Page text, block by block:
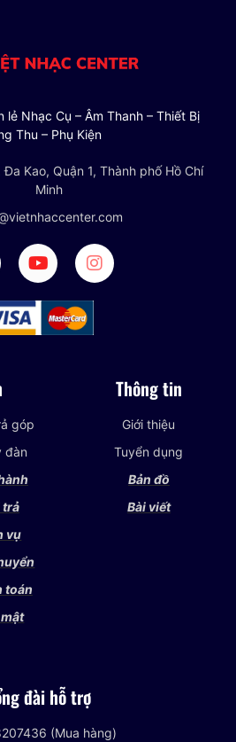
lẻ Nhạc Cụ – Âm Thanh – Thiết Bị
Thu – Phụ Kiện
Đa Kao, Quận 1, Thành phố Hồ Chí
Minh
góp
đàn
trả
vụ
toán
Thông tin
Giới thiệu
Tuyển dụng
Bản đồ
Bài viết
đài hỗ trợ
(Mua hàng)